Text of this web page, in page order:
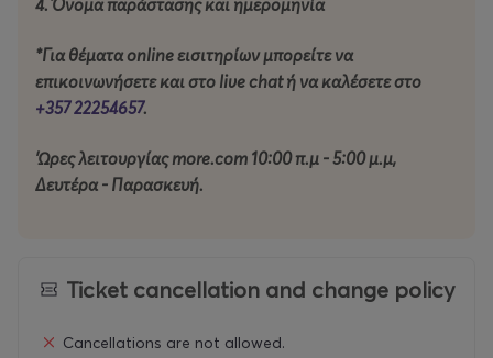
της Κυπριακής Δημοκρατίας, «Πρόγραμμα Ενίσχυσης
της Δημιουργίας και Έρευνας στον Τομέα του
Σύγχρονου Χορού – Τερψιχόρη 2026».
Τιμές εισιτηρίων:
15 ευρώ - Μεμονωμένο εισιτήριο για μία παράσταση
20 ευρώ - Ενιαίο εισιτήριο και για τις δύο παραστάσεις
ΣΥΝΔΙΟΡΓΑΝΩΤΕΣ: Nicosia For Art Ltd, Δήμος
4. Όνομα παράστασης και ημερομηνία
*Για θέματα online εισιτηρίων μπορείτε να
επικοινωνήσετε και στο live chat ή να καλέσετε στο
+357 22254657.
'Ωρες λειτουργίας more.com 10:00 π.μ - 5:00 μ.μ,
Δευτέρα - Παρασκευή.
Ticket cancellation and change policy
Cancellations are not allowed.